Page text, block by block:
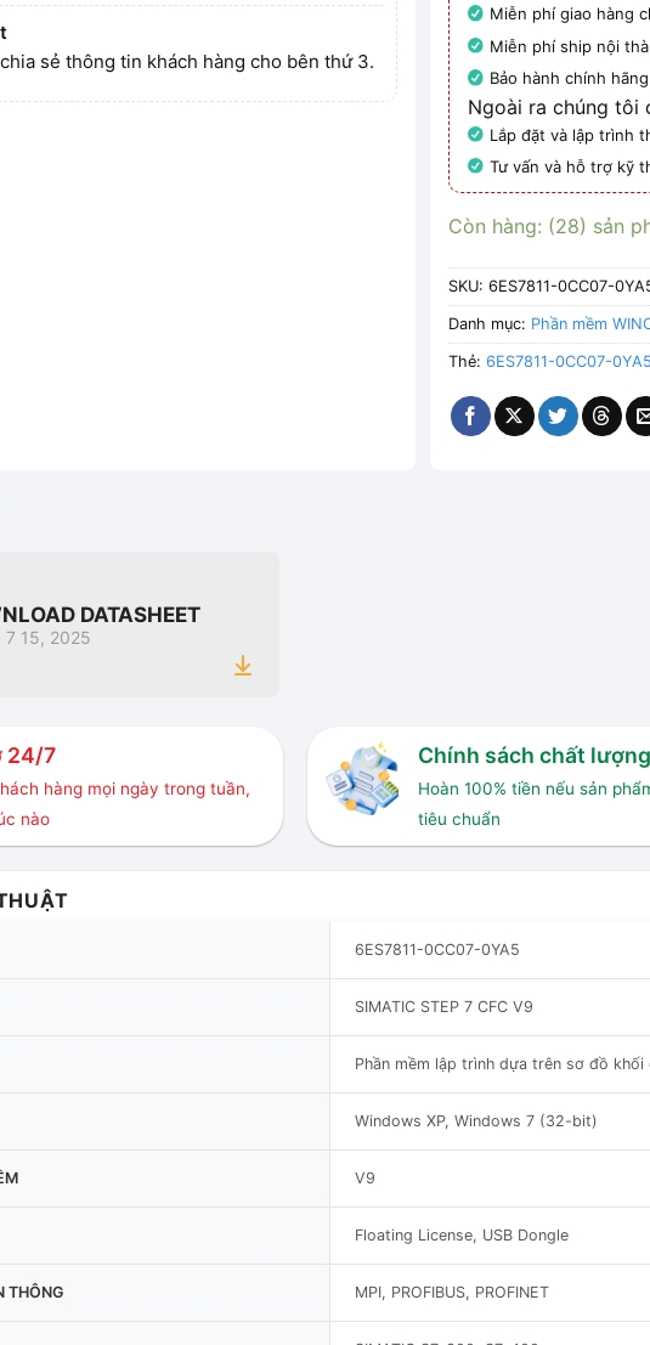
sẻ thông tin khách hàng cho bên thứ 3.
Miễn phí giao hàng
Miễn phí ship nội
Bảo hành chính
Ngoài ra chúng tôi
Lắp đặt và lập trình
Tư vấn và hỗ trợ kỹ
Còn hàng: (28) sản
SKU:6ES7811-0CC07-
Danh mục: Phần mềm
Thẻ:6ES7811-0CC07-0YA5
DATASHEET
7 15, 2025
24/7
hàng mọi ngày trong tuần,
nào
Chính sách chất lượng
Hoàn 100% tiền nếu sản
tiêu chuẩn
6ES7811-0CC07-0YA5
SIMATIC STEP 7 CFC V9
Phần mềm lập trình dựa trên sơ đồ
Windows XP, Windows 7 (32-bit)
V9
Floating License, USB Dongle
THÔNG MPI, PROFIBUS, PROFINET